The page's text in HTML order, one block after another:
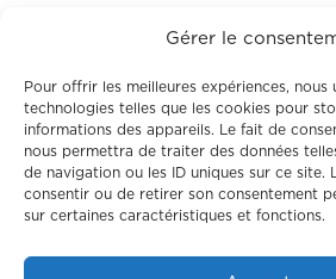
Gérer le
Pour offrir les meilleures expériences, nous
technologies telles que les cookies pour
informations des appareils. Le fait de
nous permettra de traiter des données
de navigation ou les ID uniques sur ce site.
consentir ou de retirer son consentement
sur certaines caractéristiques et fonctions.
Contact
Colodge
À propos